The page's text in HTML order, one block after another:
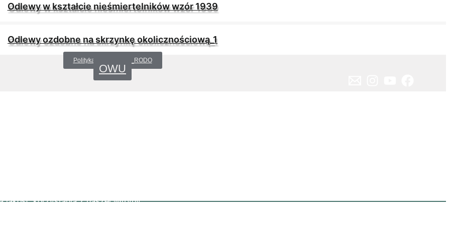
Odlewy w kształcie nieśmiertelników wzór 1939
Odlewy ozdobne na skrzynkę okolicznościową_1
Polityka prywatności _RODO
OWU
jakość korzystania z naszej witryny.